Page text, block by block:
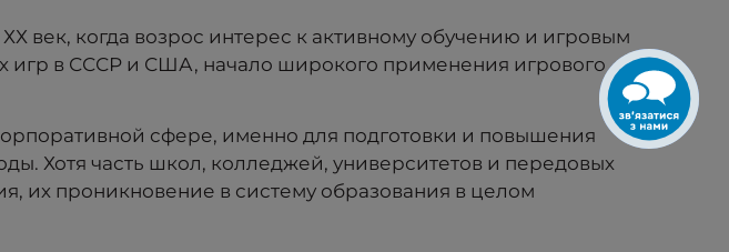
век, когда возрос интерес к активному обучению и игровым
игр в СССР и США, начало широкого применения игрового
сфере, именно для подготовки и повышения
Хотя часть школ, колледжей, университетов и передовых
их проникновение в систему образования в целом